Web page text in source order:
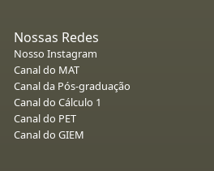
Nossas Redes
Nosso Instagram
Canal do MAT
Canal da Pós-graduação
Canal do Cálculo 1
Canal do PET
Canal do GIEM